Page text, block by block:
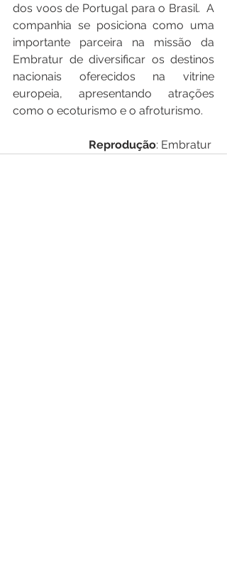
dos voos de Portugal para o Brasil.  A
companhia se posiciona como uma
importante parceira na missão da
Embratur de diversificar os destinos
nacionais oferecidos na vitrine
europeia, apresentando atrações
como o ecoturismo e o afroturismo.
Reprodução: Embratur